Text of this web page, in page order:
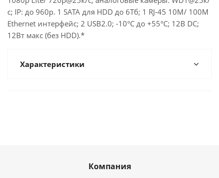
с; IP: до 960p. 1 SATA для HDD до 6Тб; 1 RJ-45 10M/ 100M
Ethernet интерфейс; 2 USB2.0; -10°C до +55°C; 12В DC;
12Вт макс (без HDD).*
Характеристики
Компания